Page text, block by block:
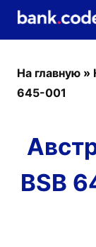
На главную »
645-001
BSB